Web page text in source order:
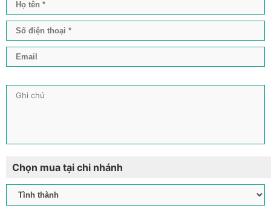
Chọn mua tại chi nhánh